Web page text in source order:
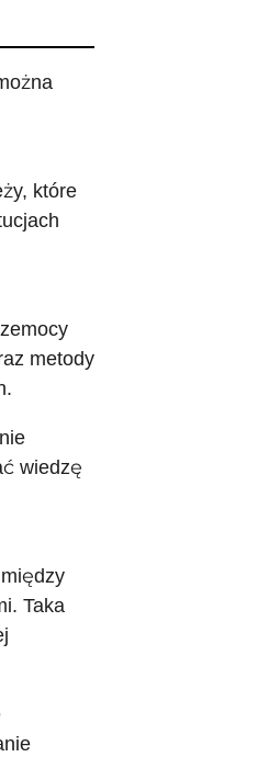
które
metody
wiedzę
Taka